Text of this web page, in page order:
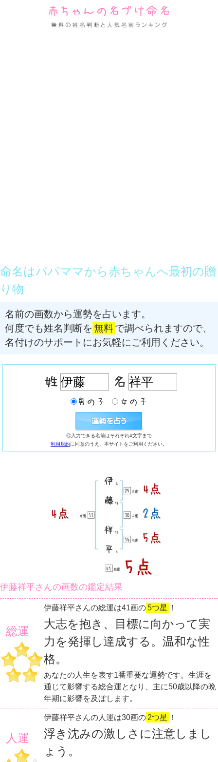
命名はパパママから赤ちゃんへ最初の贈
り物
名前の画数から運勢を占います。
何度でも姓名判断を 無料で調べられますので、
名付けのサポートにお気軽にご利用ください。
◎入力できる名前はそれぞれ4文字まで
利用規約に同意のうえ、本サイトをご利用ください。
伊藤祥平さんの画数の鑑定結果
総運
伊藤祥平さんの総運は41画の5つ星 ！
大志を抱き、目標に向かって実
力を発揮し達成する。温和な性
格。
あなたの人生を表す1番重要な運勢です。生涯を
通じて影響する総合運となり、主に50歳以降の晩
年期に影響を及ぼします。
人運
伊藤祥平さんの人運は30画の 2つ星 ！
浮き沈みの激しさに注意しまし
ょう。